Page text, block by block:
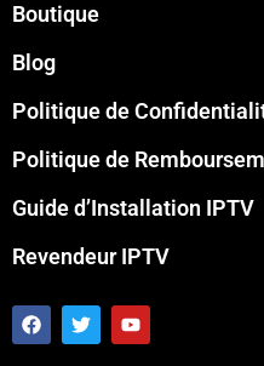
Boutique
Blog
Politique de
Politique de
Guide d’Installation IPTV
Revendeur IPTV
F
a
T
w
Y
o